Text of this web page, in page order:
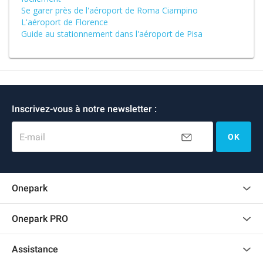
Se garer près de l'aéroport de Roma Ciampino
L'aéroport de Florence
Guide au stationnement dans l'aéroport de Pisa
Inscrivez-vous à notre newsletter :
E-mail OK
Onepark
Recrutement
Onepark PRO
Assistance